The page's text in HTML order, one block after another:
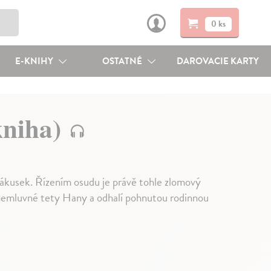
0 ks
E-KNIHY OSTATNÉ DAROVACIE KARTY
Řízením osudu je právě tohle zlomový
tety Hany a odhalí pohnutou rodinnou